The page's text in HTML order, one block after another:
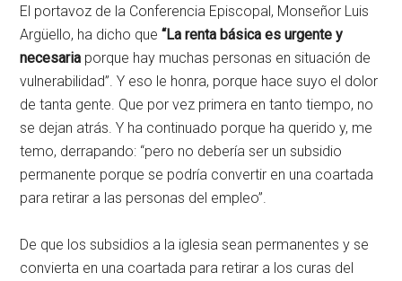
El portavoz de la Conferencia Episcopal, Monseñor Luis
Argüello, ha dicho que“La renta básica es urgente y
necesaria porque hay muchas personas en situación de
vulnerabilidad”. Y eso le honra, porque hace suyo el dolor
de tanta gente. Que por vez primera en tanto tiempo, no
se dejan atrás. Y ha continuado porque ha querido y, me
temo, derrapando: “pero no debería ser un subsidio
permanente porque se podría convertir en una coartada
para retirar a las personas del empleo”.
De que los subsidios a la iglesia sean permanentes y se
convierta en una coartada para retirar a los curas del